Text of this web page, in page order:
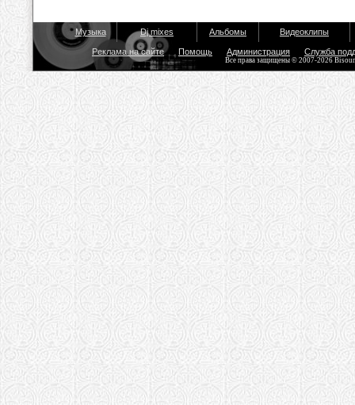
Музыка Dj mixes Альбомы Видеоклипы
Реклама на сайте Помощь Администрация Служба
Все права защищены © 2007-2026